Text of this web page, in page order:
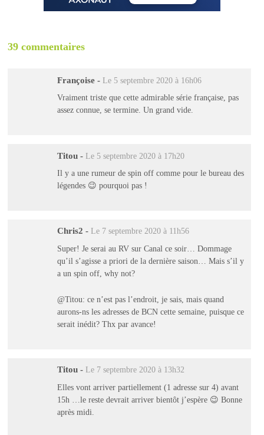
39 commentaires
Françoise - Le 5 septembre 2020 à 16h06
Vraiment triste que cette admirable série française, pas
assez connue, se termine. Un grand vide.
Titou - Le 5 septembre 2020 à 17h20
Il y a une rumeur de spin off comme pour le bureau des
légendes 😉 pourquoi pas !
Chris2 - Le 7 septembre 2020 à 11h56
Super! Je serai au RV sur Canal ce soir… Dommage
qu’il s’agisse a priori de la dernière saison… Mais s’il y
a un spin off, why not?
@Titou: ce n’est pas l’endroit, je sais, mais quand
aurons-ns les adresses de BCN cette semaine, puisque ce
serait inédit? Thx par avance!
Titou - Le 7 septembre 2020 à 13h32
Elles vont arriver partiellement (1 adresse sur 4) avant
15h …le reste devrait arriver bientôt j’espère 😉 Bonne
après midi.